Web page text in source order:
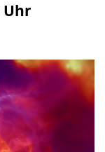
Uhr